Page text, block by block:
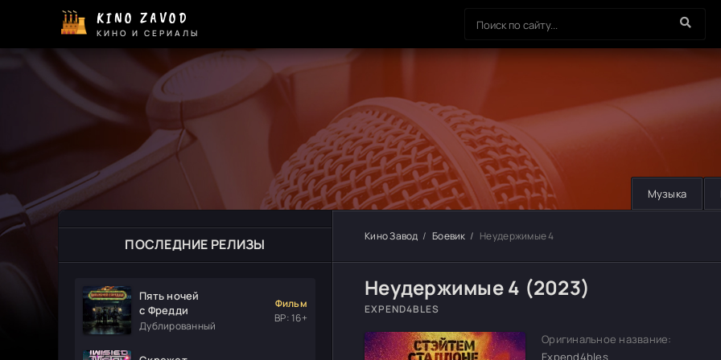
KINO ZAVOD
КИНО И СЕРИАЛЫ
Музыка
ПОСЛЕДНИЕ РЕЛИЗЫ
Пять ночей
с Фредди
Дублированный
Фильм
ВР: 16+
Кино Завод Боевик Неудержимые 4
Неудержимые 4 (2023)
EXPEND4BLES
Оригинальное название:
Expend4bles